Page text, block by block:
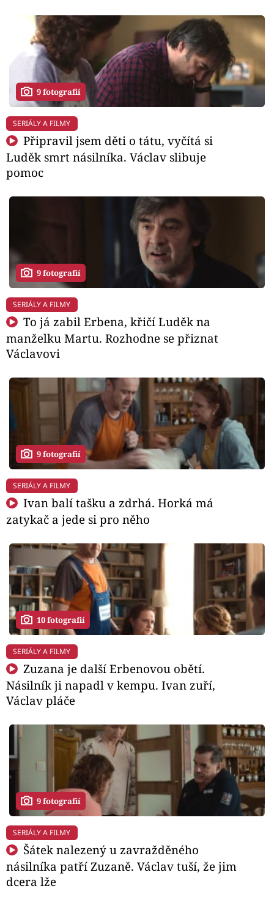
9 fotografií
SERIÁLY A FILMY
Připravil jsem děti o tátu, vyčítá si
Luděk smrt násilníka. Václav slibuje
pomoc
9 fotografií
SERIÁLY A FILMY
To já zabil Erbena, křičí Luděk na
manželku Martu. Rozhodne se přiznat
Václavovi
9 fotografií
SERIÁLY A FILMY
Ivan balí tašku a zdrhá. Horká má
zatykač a jede si pro něho
10 fotografií
SERIÁLY A FILMY
Zuzana je další Erbenovou obětí.
Násilník ji napadl v kempu. Ivan zuří,
Václav pláče
9 fotografií
SERIÁLY A FILMY
Šátek nalezený u zavražděného
násilníka patří Zuzaně. Václav tuší, že jim
dcera lže